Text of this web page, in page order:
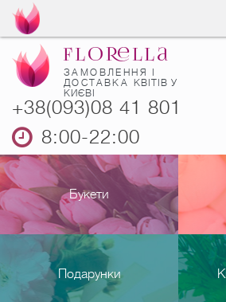
ЗАМОВЛЕННЯ І
ДОСТАВКА КВІТІВ У
КИЄВІ
+38(093)08 41 801
8:00-22:00
Букети
Подарунки